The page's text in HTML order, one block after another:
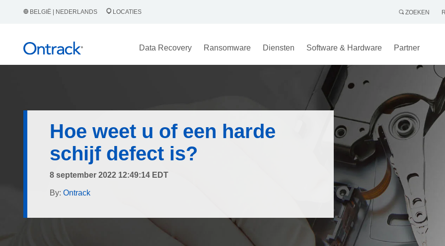
BELGIË | NEDERLANDS LOCATIES ZOEKEN
Data Recovery Ransomware Diensten Software & Hardware Partner
Hoe weet u of een harde
schijf defect is?
8 september 2022 12:49:14 EDT
By: Ontrack